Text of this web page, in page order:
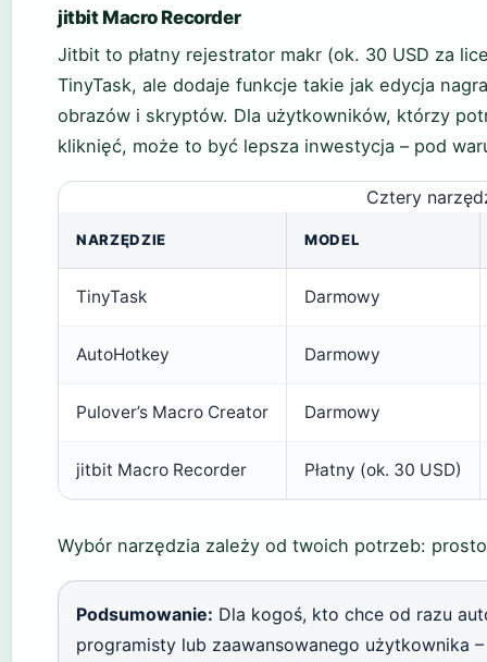
jitbit Macro Recorder
Jitbit to płatny rejestrator makr (ok. 30 USD za
TinyTask, ale dodaje funkcje takie jak edycja
obrazów i skryptów. Dla użytkowników, którzy
kliknięć, może to być lepsza inwestycja – pod
Cztery
NARZĘDZIE MODEL
TinyTask Darmowy
AutoHotkey Darmowy
Pulover’s Macro Creator Darmowy
jitbit Macro Recorder Płatny (ok. 30 USD)
Wybór narzędzia zależy od twoich potrzeb:
Podsumowanie: Dla kogoś, kto chce od razu
programisty lub zaawansowanego użytkownika